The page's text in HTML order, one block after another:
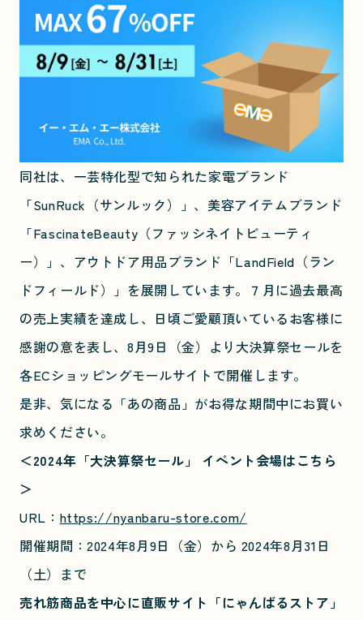
同社は、一芸特化型で知られた家電ブランド
「SunRuck（サンルック）」、美容アイテムブランド
「FascinateBeauty（ファッシネイトビューティ
ー）」、アウトドア用品ブランド「LandField（ラン
ドフィールド）」を展開しています。７月に過去最高
の売上実績を達成し、日頃ご愛顧頂いているお客様に
感謝の意を表し、8月9日（金）より大決算祭セールを
各ECショッピングモールサイトで開催します。
是非、気になる「あの商品」がお得な期間中にお買い
求めください。
＜2024年「大決算祭セール」 イベント会場はこちら
＞
URL： https://nyanbaru-store.com/
開催期間：2024年8月9日（金）から 2024年8月31日
（土）まで
売れ筋商品を中心に直販サイト「にゃんばるストア」